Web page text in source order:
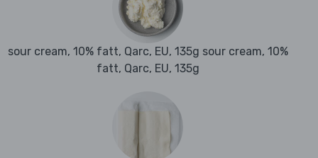
sour cream, 10% fatt, Qarc, EU, 135g sour cream, 10%
fatt, Qarc, EU, 135g